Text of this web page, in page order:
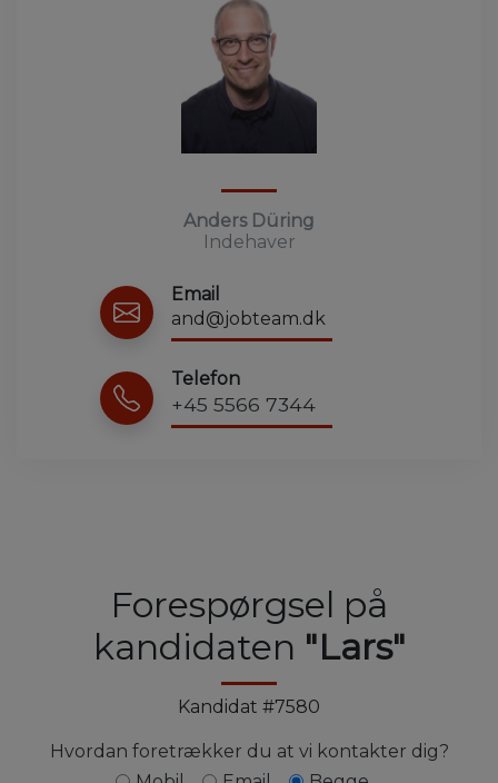
Anders Düring
Indehaver
Email
and@jobteam.dk
Telefon
+45 5566 7344
Forespørgsel på
kandidaten "Lars"
Kandidat #7580
Hvordan foretrækker du at vi kontakter dig?